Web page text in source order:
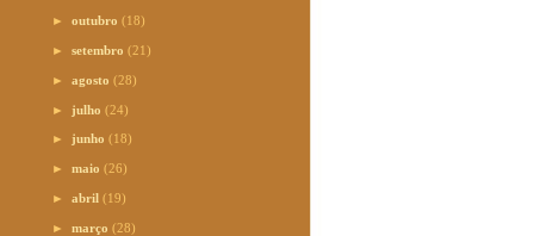
►outubro(18)
►setembro(21)
►agosto(28)
► julho(24)
► junho(18)
►maio(26)
►abril(19)
►março(28)